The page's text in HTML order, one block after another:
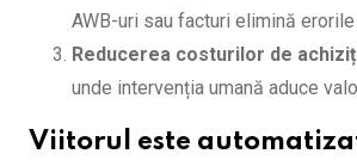
AWB-uri sau facturi elimină
Reducerea costurilor de
unde intervenția umană aduce
Viitorul este